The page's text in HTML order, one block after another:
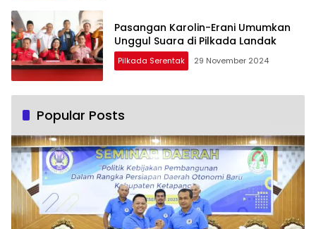
Pasangan Karolin-Erani Umumkan
Unggul Suara di Pilkada Landak
Pilkada Serentak 29 November 2024
Popular Posts